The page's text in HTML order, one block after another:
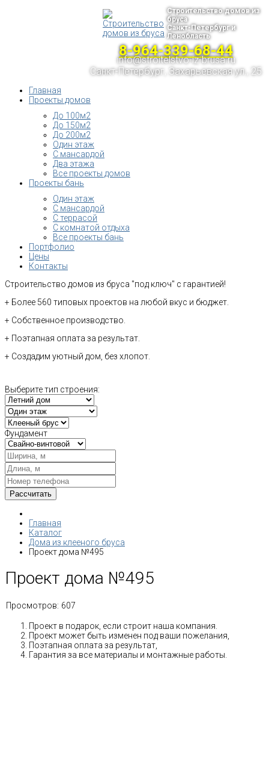
Строительство домов из
бруса
Санкт-Петербург и
Ленобласть
8-964-339-68-44
info@stroitelstvo-iz-brusa.ru
Санкт-Петербург, Захарьевская ул., 25
Главная
Проекты домов
До 100м2
До 150м2
До 200м2
Один этаж
С мансардой
Два этажа
Все проекты домов
Проекты бань
Один этаж
С мансардой
С террасой
С комнатой отдыха
Все проекты бань
Портфолио
Цены
Контакты
Строительство домов из бруса "под ключ" с гарантией!
+ Более 560 типовых проектов на любой вкус и бюджет.
+ Собственное производство.
+ Поэтапная оплата за результат.
+ Создадим уютный дом, без хлопот.
Выберите тип строения:
Фундамент
Главная
Каталог
Дома из клееного бруса
Проект дома №495
Проект дома №495
Просмотров: 607
Проект в подарок, если строит наша компания.
Проект может быть изменен под ваши пожелания,
Поэтапная оплата за результат,
Гарантия за все материалы и монтажные работы.